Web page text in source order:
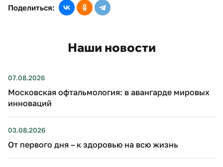
Поделиться:
Наши новости
07.08.2026
Московская офтальмология: в авангарде мировых
инноваций
03.08.2026
От первого дня – к здоровью на всю жизнь